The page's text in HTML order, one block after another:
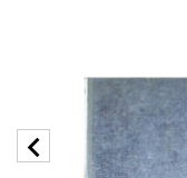
chevron_left